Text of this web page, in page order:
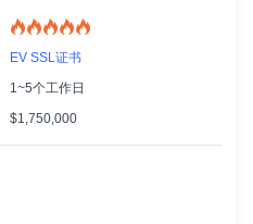
EV SSL证书
1~5个工作日
$1,750,000